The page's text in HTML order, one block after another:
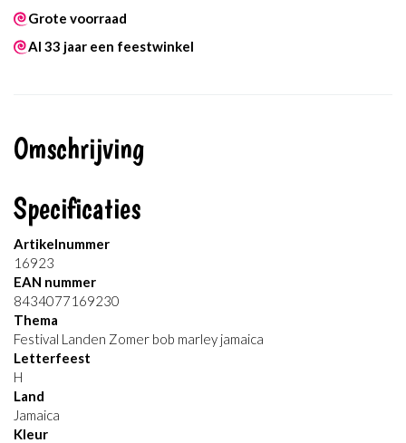
Grote voorraad
Al 33 jaar een feestwinkel
Omschrijving
Specificaties
Artikelnummer
16923
EAN nummer
8434077169230
Thema
Festival Landen Zomer bob marley jamaica
Letterfeest
H
Land
Jamaica
Kleur